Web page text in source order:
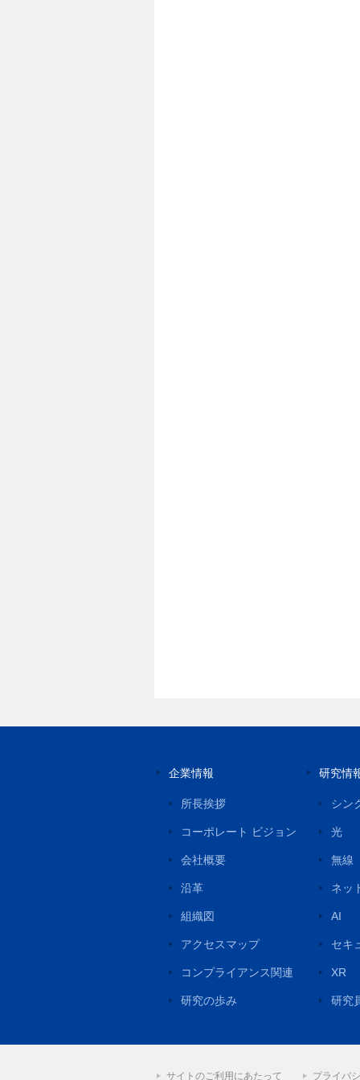
企業情報
所長挨拶
コーポレート ビジョン
会社概要
沿革
組織図
アクセスマップ
コンプライアンス関連
研究の歩み
研究情
シン
光
無線
ネッ
AI
セキ
XR
研究
サイトのご利用にあたって プライバ